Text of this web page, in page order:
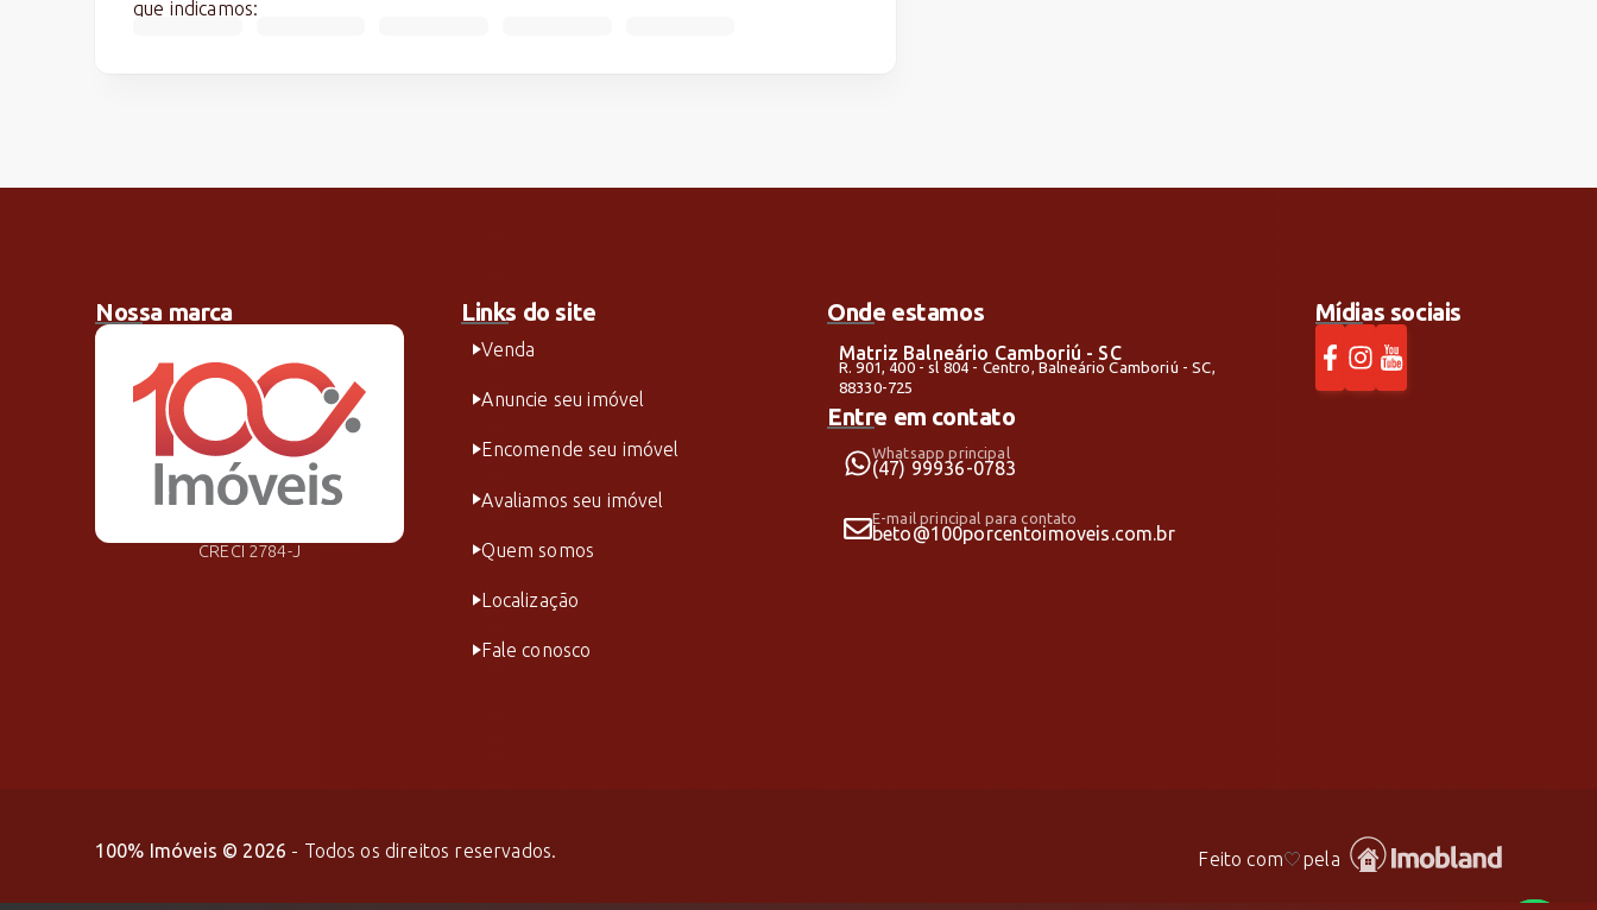
que indicamos:
Nossa marca
CRECI 2784-J
Links do site
Venda
Anuncie seu imóvel
Encomende seu imóvel
Avaliamos seu imóvel
Quem somos
Localização
Fale conosco
Onde estamos
Matriz Balneário Camboriú - SC
R. 901, 400 - sl 804 - Centro, Balneário Camboriú - SC,
88330-725
Entre em contato
Whatsapp principal
(47) 99936-0783
E-mail principal para contato
beto@100porcentoimoveis.com.br
Mídias sociais
100% Imóveis © 2026 - Todos os direitos reservados. Feito com🤍pela